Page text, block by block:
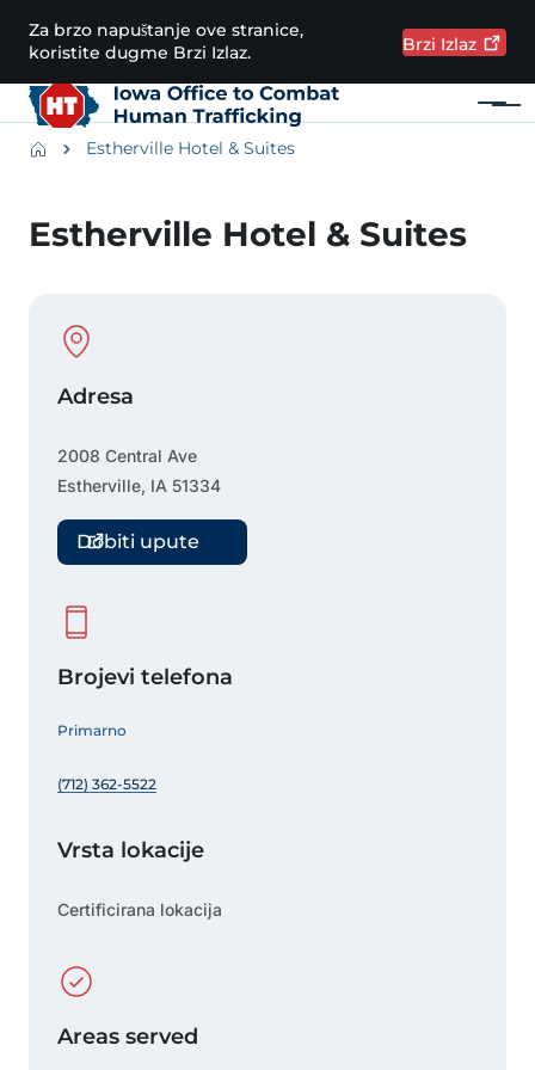
Preskoči na glavni sadržaj
Za brzo napuštanje ove stranice,
koristite dugme Brzi Izlaz.
Brzi Izlaz
Meni
Main navigation
BreadcrumbsEstherville Hotel & Suites
Estherville Hotel & Suites
Physical Location
Adresa
2008 Central Ave
Estherville, IA 51334
Dobiti upute
Brojevi telefona
Primarno
(712) 362-5522
Vrsta lokacije
Certificirana lokacija
Areas served